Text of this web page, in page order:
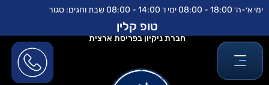
לתוכן
דילוג
ימי א׳-ה׳ 18:00 - 08:00 ימי ו׳ 14:00 - 08:00 שבת וחגים: סגור
טופ קלין
חברת ניקיון בפריסת ארצית